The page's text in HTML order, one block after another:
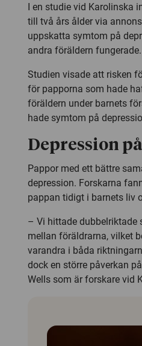
I en studie vid Karolinska
till två års ålder via
uppskatta symtom på
andra föräldern fungerade.
Studien visade att risken
för papporna som hade
föräldern under barnets
hade symtom på
Depression
Pappor med ett bättre
depression. Forskarna
pappan tidigt i barnets liv
– Vi hittade dubbelriktade
mellan föräldrarna, vilket
varandra i båda
dock en större påverkan
Wells som är forskare vid